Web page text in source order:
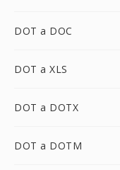
DOT a DOC
DOT a XLS
DOT a DOTX
DOT a DOTM